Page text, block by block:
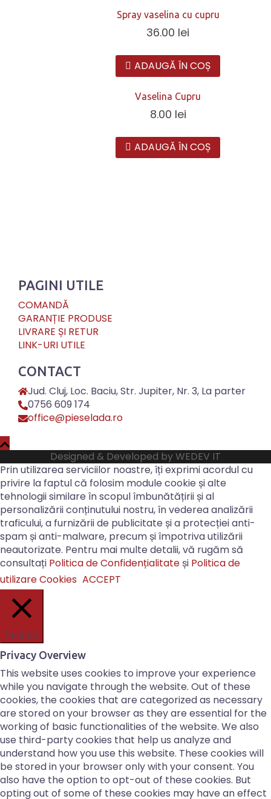
Spray vaselina cu cupru
36.00 lei
ADAUGĂ ÎN COȘ
Vaselina Cupru
8.00 lei
ADAUGĂ ÎN COȘ
PAGINI UTILE
COMANDĂ
GARANȚIE PRODUSE
LIVRARE ȘI RETUR
LINK-URI UTILE
CONTACT
Jud. Cluj, Loc. Baciu, Str. Jupiter, Nr. 3, La parter
0756 609 174
office@pieselada.ro
Designed & Developed byWEDEV IT
Prin utilizarea serviciilor noastre, îți exprimi acordul cu
privire la faptul că folosim module cookie și alte
tehnologii similare în scopul îmbunătățirii și al
personalizării conținutului nostru, în vederea analizării
traficului, a furnizării de publicitate și a protecției anti-
spam și anti-malware, precum și împotriva utilizării
neautorizate. Pentru mai multe detalii, vă rugăm să
consultați Politica de Confidențialitate și Politica de
utilizare Cookies ACCEPT
Închide
Privacy Overview
This website uses cookies to improve your experience
while you navigate through the website. Out of these
cookies, the cookies that are categorized as necessary
are stored on your browser as they are essential for the
working of basic functionalities of the website. We also
use third-party cookies that help us analyze and
understand how you use this website. These cookies will
be stored in your browser only with your consent. You
also have the option to opt-out of these cookies. But
opting out of some of these cookies may have an effect